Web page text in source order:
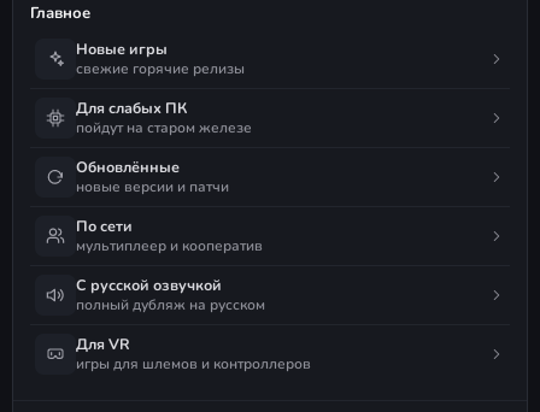
Главное
Новые игры
свежие горячие релизы
Для слабых ПК
пойдут на старом железе
Обновлённые
новые версии и патчи
По сети
мультиплеер и кооператив
С русской озвучкой
полный дубляж на русском
Для VR
игры для шлемов и контроллеров